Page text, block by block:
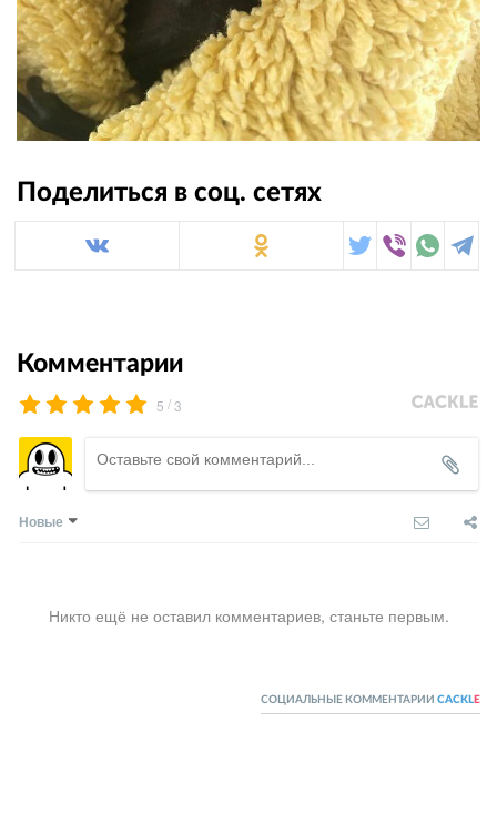
Поделиться в соц. сетях
Комментарии
5 /3
Новые
Никто ещё не оставил комментариев, станьте первым.
СОЦИАЛЬНЫЕ КОММЕНТАРИИ CACKL E